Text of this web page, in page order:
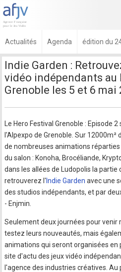
Actualités Agenda édition du
Indie Garden :
vidéo indépendants au
Grenoble les 5 et 6 mai
Le Hero Festival Grenoble : Episode
l'Alpexpo de Grenoble. Sur
de nombreuses animations
du salon : Konoha, Brocéliande,
dans les allées de Ludopolis la partie
retrouverez l' Indie Garden avec une
des studios indépendants, et par
- Enjmin.
Seulement deux journées pour
testez leurs nouveautés, mais
animations qui seront organisées en
site d'actu des jeux vidéo
l'agence des industries créatives.